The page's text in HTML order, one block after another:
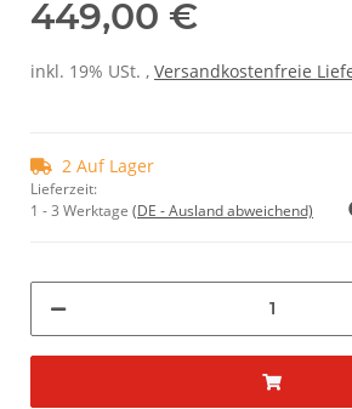
449,00 €
inkl. 19% USt. , Versandkostenfreie
2 Auf Lager
Lieferzeit:
1 - 3 Werktage (DE - Ausland abweichend)